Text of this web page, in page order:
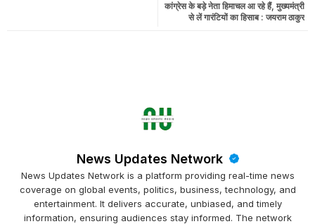
कांग्रेस के बड़े नेता हिमाचल आ रहे हैं, मुख्यमंत्री
से लें गारंटियों का हिसाब : जयराम ठाकुर
News Updates Network
News Updates Network is a platform providing real-time news
coverage on global events, politics, business, technology, and
entertainment. It delivers accurate, unbiased, and timely
information, ensuring audiences stay informed. The network